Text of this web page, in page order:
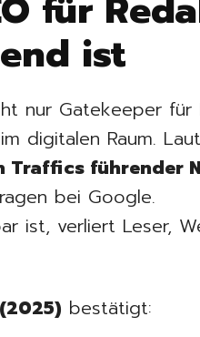
ist
nur Gatekeeper für
digitalen Raum. Laut
Traffics führender
bei Google.
ist, verliert Leser,
bestätigt: